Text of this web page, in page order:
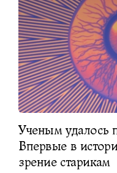
Ученым удалось
Впервые в
зрение старикам